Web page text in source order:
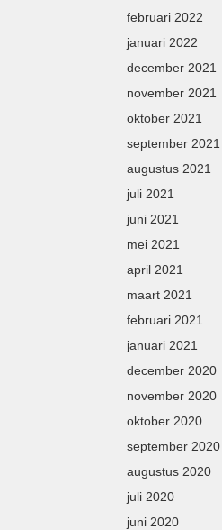
februari 2022
januari 2022
december 2021
november 2021
oktober 2021
september 2021
augustus 2021
juli 2021
juni 2021
mei 2021
april 2021
maart 2021
februari 2021
januari 2021
december 2020
november 2020
oktober 2020
september 2020
augustus 2020
juli 2020
juni 2020